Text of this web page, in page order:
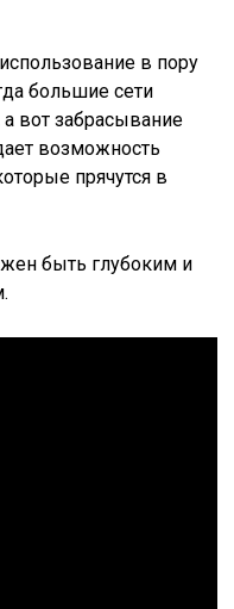
в пору
большие сети
вот забрасывание
возможность
прячутся в
быть глубоким и